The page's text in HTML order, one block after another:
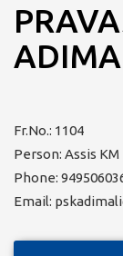
Fr.No.: 1104
Person: Assis KM
Phone:
Email: